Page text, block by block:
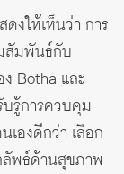
งให้เห็นว่า การ
สัมพันธ์กับ
Botha และ
รู้การควบคุม
เองดีกว่า เลือก
พธ์ด้านสุขภาพ